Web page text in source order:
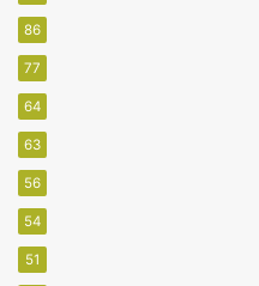
86
77
64
63
56
54
51